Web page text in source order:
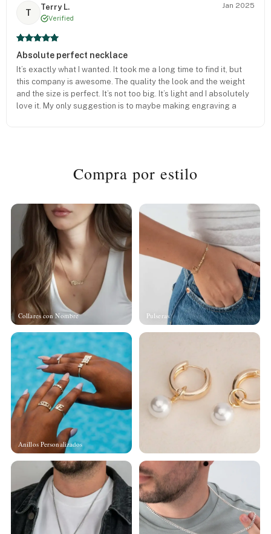
T
Terry L.
Verified
Jan 2025
Absolute perfect necklace
It’s exactly what I wanted. It took me a long time to find it, but
this company is awesome. The quality the look and the weight
and the size is perfect. It’s not too big. It’s light and I absolutely
love it. My only suggestion is to maybe making engraving a
Compra por estilo
Collares con Nombre Pulseras
Anillos Personalizados